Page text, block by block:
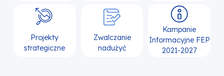
Projekty
strategiczne
Zwalczanie
nadużyć
Kampanie
Informacyjne FEP
2021-2027